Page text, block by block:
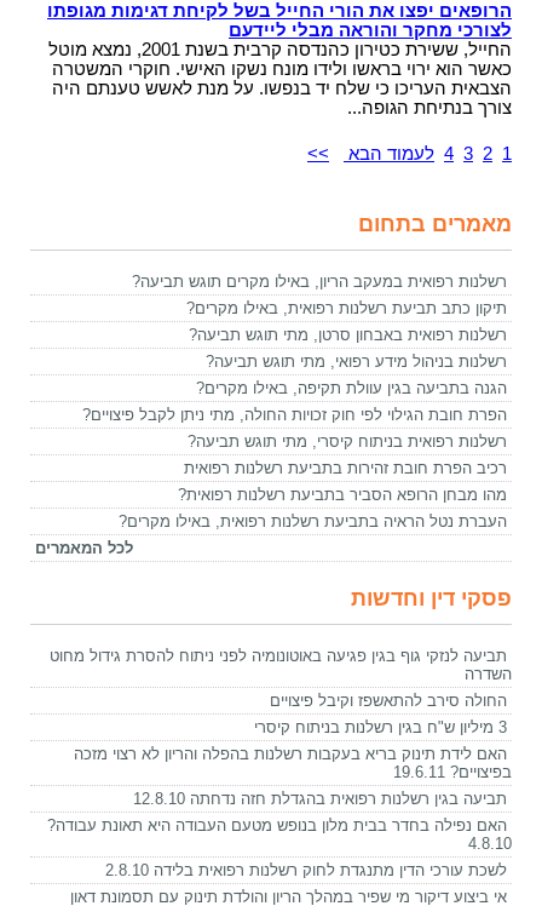
הרופאים יפצו את הורי החייל בשל לקיחת דגימות מגופתו
לצורכי מחקר והוראה מבלי ליידעם
החייל, ששירת כטירון כהנדסה קרבית בשנת 2001, נמצא מוטל
כאשר הוא ירוי בראשו ולידו מונח נשקו האישי. חוקרי המשטרה
הצבאית העריכו כי שלח יד בנפשו. על מנת לאשש טענתם היה
צורך בנתיחת הגופה...
1
2
3
4 לעמוד הבא >>
מאמרים בתחום
רשלנות רפואית במעקב הריון, באילו מקרים תוגש תביעה?
תיקון כתב תביעת רשלנות רפואית, באילו מקרים?
רשלנות רפואית באבחון סרטן, מתי תוגש תביעה?
רשלנות בניהול מידע רפואי, מתי תוגש תביעה?
הגנה בתביעה בגין עוולת תקיפה, באילו מקרים?
הפרת חובת הגילוי לפי חוק זכויות החולה, מתי ניתן לקבל פיצויים?
רשלנות רפואית בניתוח קיסרי, מתי תוגש תביעה?
רכיב הפרת חובת זהירות בתביעת רשלנות רפואית
מהו מבחן הרופא הסביר בתביעת רשלנות רפואית?
העברת נטל הראיה בתביעת רשלנות רפואית, באילו מקרים?
לכל המאמרים
פסקי דין וחדשות
תביעה לנזקי גוף בגין פגיעה באוטונומיה לפני ניתוח להסרת גידול מחוט
השדרה
החולה סירב להתאשפז וקיבל פיצויים
3 מיליון ש"ח בגין רשלנות בניתוח קיסרי
האם לידת תינוק בריא בעקבות רשלנות בהפלה והריון לא רצוי מזכה
בפיצויים? 19.6.11
תביעה בגין רשלנות רפואית בהגדלת חזה נדחתה 12.8.10
האם נפילה בחדר בבית מלון בנופש מטעם העבודה היא תאונת עבודה?
4.8.10
לשכת עורכי הדין מתנגדת לחוק רשלנות רפואית בלידה 2.8.10
אי ביצוע דיקור מי שפיר במהלך הריון והולדת תינוק עם תסמונת דאון